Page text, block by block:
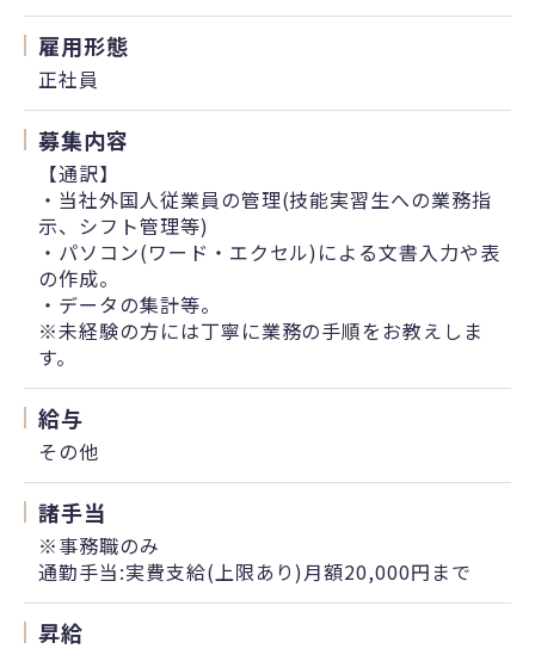
雇用形態
正社員
募集内容
【通訳】
・当社外国人従業員の管理(技能実習生への業務指
示、シフト管理等)
・パソコン(ワード・エクセル)による文書入力や表
の作成。
・データの集計等。
※未経験の方には丁寧に業務の手順をお教えしま
す。
給与
その他
諸手当
※事務職のみ
通勤手当:実費支給(上限あり)月額20,000円まで
昇給